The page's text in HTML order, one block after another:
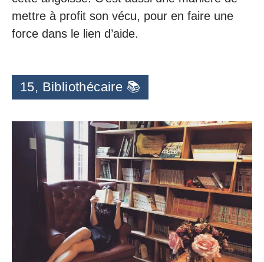
mettre à profit son vécu, pour en faire une
force dans le lien d’aide.
15, Bibliothécaire 📚